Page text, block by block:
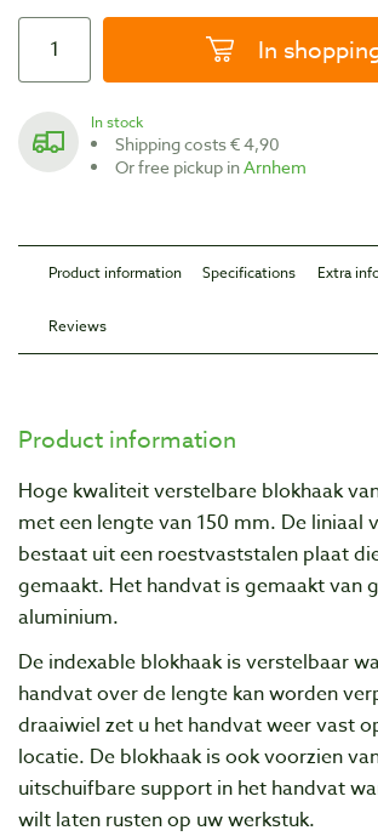
In
In stock
Shipping costs € 4,90
Or free pickup inArnhem
Product information Specifications Extra
Reviews
Product information
Hoge kwaliteit verstelbare blokhaak
met een lengte van 150 mm. De liniaal
bestaat uit een roestvaststalen plaat
gemaakt. Het handvat is gemaakt van
aluminium.
De indexable blokhaak is verstelbaar
handvat over de lengte kan worden
draaiwiel zet u het handvat weer vast
locatie. De blokhaak is ook voorzien
uitschuifbare support in het handvat
wilt laten rusten op uw werkstuk.